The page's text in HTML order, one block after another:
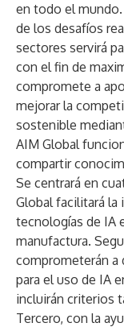
en todo el
de los desafíos
sectores servirá
con el fin de
compromete a
mejorar la
sostenible
AIM Global
compartir
Se centrará en
Global facilitará la
tecnologías de IA
manufactura.
comprometerán a
para el uso de IA
incluirán criterios
Tercero, con la